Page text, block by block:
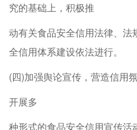
究的基础上，积极推
动有关食品安全信用法律、
全信用体系建设依法进行。
(四)加强舆论宣传，营造信用
开展多
种形式的食品安全信用宣传